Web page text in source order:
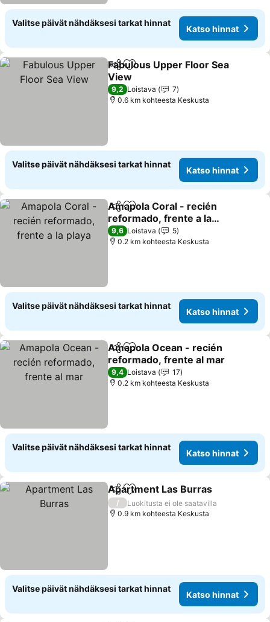
Valitse päivät nähdäksesi tarkat hinnat
Katso hinnat
Jaa Lisää suosikkeihin
Fabulous Upper Floor Sea
View
9,2 Loistava
7
0.6 km kohteesta Keskusta
Valitse päivät nähdäksesi tarkat hinnat
Katso hinnat
Jaa Lisää suosikkeihin
Amapola Coral - recién
reformado, frente a la
playa
9,6 Loistava
5
0.2 km kohteesta Keskusta
Valitse päivät nähdäksesi tarkat hinnat
Katso hinnat
Jaa Lisää suosikkeihin
Amapola Ocean - recién
reformado, frente al mar
9,4 Loistava
17
0.2 km kohteesta Keskusta
Valitse päivät nähdäksesi tarkat hinnat
Katso hinnat
Jaa Lisää suosikkeihin
Apartment Las Burras
/
Luokitusta ei ole saatavilla
0.9 km kohteesta Keskusta
Valitse päivät nähdäksesi tarkat hinnat
Katso hinnat